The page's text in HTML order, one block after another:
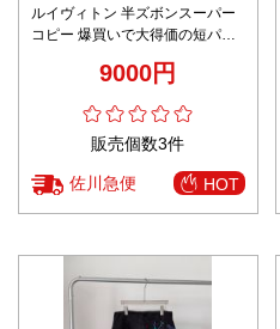
ルイヴィトン 半ズボンスーパー
コピー 爆買いで大得価の短パン
らかい ブラック9000円
販売個数3件
佐川急便 HOT